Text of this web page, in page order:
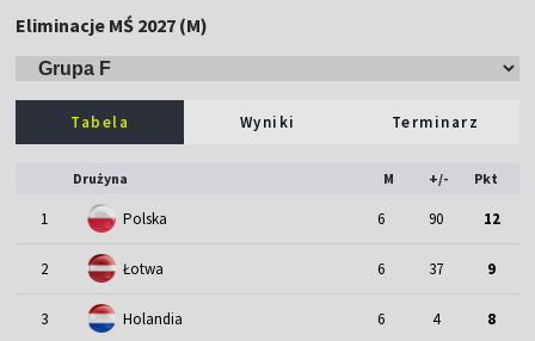
Eliminacje MŚ 2027 (M)
Tabela Wyniki Terminarz
Drużyna M +/- Pkt
1 Polska 6 90 12
2 Łotwa 6 37 9
3 Holandia 6 4 8